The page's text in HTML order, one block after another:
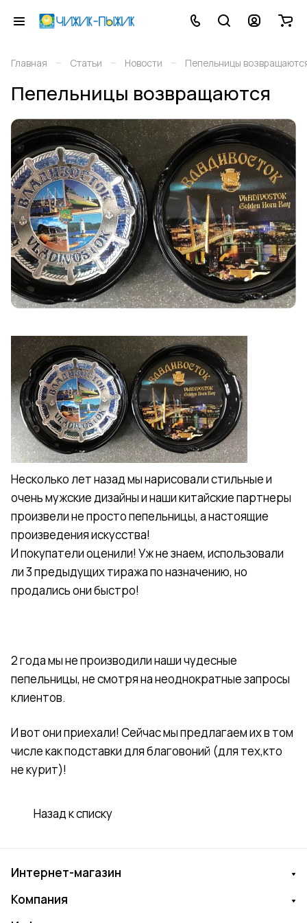
Главная – Статьи – Новости – Пепельницы
Пепельницы возвращаются
Несколько лет назад мы нарисовали стильные и
очень мужские дизайны и наши китайские партнеры
произвели не просто пепельницы, а настоящие
произведения искусства!
И покупатели оценили! Уж не знаем, использовали
ли 3 предыдущих тиража по назначению, но
продались они быстро!
2 года мы не производили наши чудесные
пепельницы, не смотря на неоднократные запросы
клиентов.
И вот они приехали! Сейчас мы предлагаем их в том
числе как подставки для благовоний (для тех,кто
не курит)!
Назад к списку
Интернет-магазин
Компания